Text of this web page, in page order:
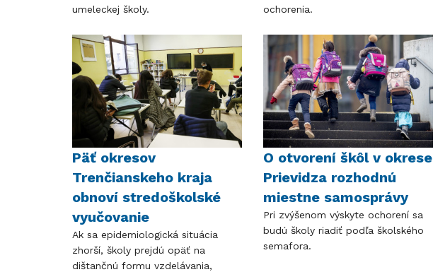
umeleckej školy.
ochorenia.
Päť okresov
Trenčianskeho kraja
obnoví stredoškolské
vyučovanie
Ak sa epidemiologická situácia
zhorší, školy prejdú opäť na
dištančnú formu vzdelávania,
O otvorení škôl v okrese
Prievidza rozhodnú
miestne samosprávy
Pri zvýšenom výskyte ochorení sa
budú školy riadiť podľa školského
semafora.